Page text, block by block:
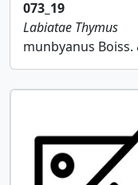
073_19
Labiatae Thymus
munbyanus